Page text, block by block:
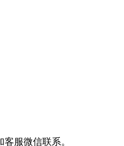
服微信联系。